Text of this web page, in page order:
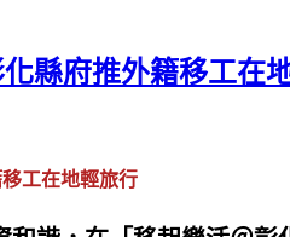
縣府推外籍移工在
工在地輕旅行